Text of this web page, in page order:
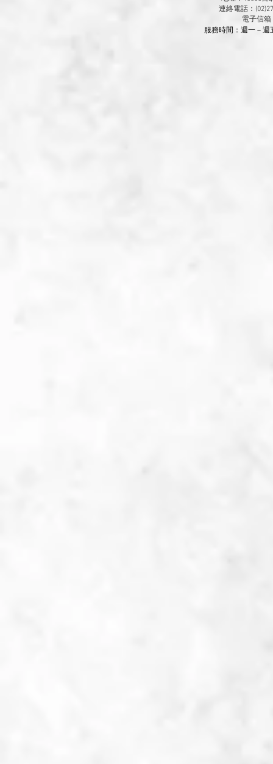
連絡電話：
電子信箱
服務時間：週一－